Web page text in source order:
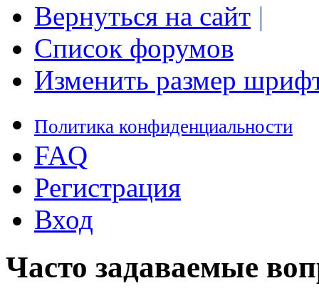
Вернуться на сайт |
Список форумов
Изменить размер
Политика конфиденциальности
FAQ
Регистрация
Вход
Часто задаваемые